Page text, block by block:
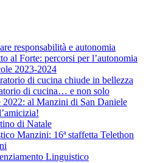
responsabilità e autonomia
al Forte: percorsi per l’autonomia
2023-2024
di cucina chiude in bellezza
di cucina… e non solo
2022: al Manzini di San Daniele
di Natale
Manzini: 16ª staffetta Telethon
Linguistico